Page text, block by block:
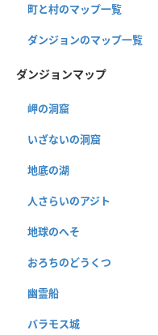
町と村のマップ一覧
ダンジョンのマップ一覧
ダンジョンマップ
岬の洞窟
いざないの洞窟
地底の湖
人さらいのアジト
地球のへそ
おろちのどうくつ
幽霊船
バラモス城